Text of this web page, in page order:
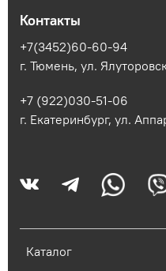
Каталог
Контакты
+7(3452)60-60-94
г. Тюмень, ул.
+7 (922)030-51-06
г. Екатеринбург, ул.